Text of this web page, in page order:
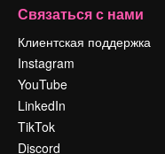
Связаться с нами
Клиентская поддержка
Instagram
YouTube
LinkedIn
TikTok
Discord